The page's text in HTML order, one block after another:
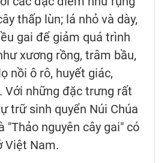
thấp lùn; lá nhỏ và dày,
gai để giảm quá trình
xương rồng, trâm bầu,
nồi ô rô, huyết giác,
Với những đặc trưng rất
trữ sinh quyển Núi Chúa
"Thảo nguyên cây gai" có
Việt Nam.